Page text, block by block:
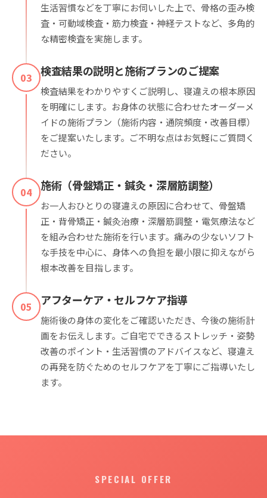
生活習慣などを丁寧にお伺いした上で、骨格の歪み検
査・可動域検査・筋力検査・神経テストなど、多角的
な精密検査を実施します。
03 検査結果の説明と施術プランのご提案
検査結果をわかりやすくご説明し、寝違えの根本原因
を明確にします。お身体の状態に合わせたオーダーメ
イドの施術プラン（施術内容・通院頻度・改善目標）
をご提案いたします。ご不明な点はお気軽にご質問く
ださい。
04 施術（骨盤矯正・鍼灸・深層筋調整）
お一人おひとりの寝違えの原因に合わせて、骨盤矯
正・背骨矯正・鍼灸治療・深層筋調整・電気療法など
を組み合わせた施術を行います。痛みの少ないソフト
な手技を中心に、身体への負担を最小限に抑えながら
根本改善を目指します。
05 アフターケア・セルフケア指導
施術後の身体の変化をご確認いただき、今後の施術計
画をお伝えします。ご自宅でできるストレッチ・姿勢
改善のポイント・生活習慣のアドバイスなど、寝違え
の再発を防ぐためのセルフケアを丁寧にご指導いたし
ます。
SPECIAL OFFER